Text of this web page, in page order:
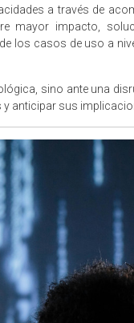
a través de
mayor impacto,
los casos de uso a
sino ante una
anticipar sus